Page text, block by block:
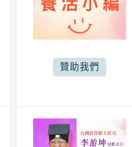
贊助我們